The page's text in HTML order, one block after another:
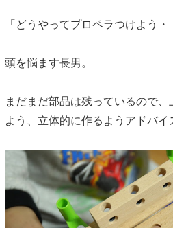
「どうやってプロペラつけよう・
頭を悩ます長男。
まだまだ部品は残っているので
よう、立体的に作るようアドバイ